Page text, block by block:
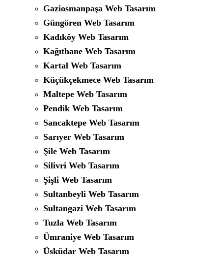
Gaziosmanpaşa Web Tasarım
Güngören Web Tasarım
Kadıköy Web Tasarım
Kağıthane Web Tasarım
Kartal Web Tasarım
Küçükçekmece Web Tasarım
Maltepe Web Tasarım
Pendik Web Tasarım
Sancaktepe Web Tasarım
Sarıyer Web Tasarım
Şile Web Tasarım
Silivri Web Tasarım
Şişli Web Tasarım
Sultanbeyli Web Tasarım
Sultangazi Web Tasarım
Tuzla Web Tasarım
Ümraniye Web Tasarım
Üsküdar Web Tasarım